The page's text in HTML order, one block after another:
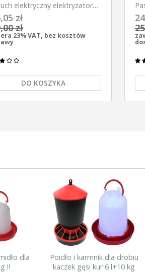
elektryczny elektryzator
z zasilaczem
Unitra - U1000
zł
zł
23% VAT, bez kosztów
DO KOSZYKA
dla
!!
Poidło i karmnik dla drobiu
kaczek gęsi kur 6 l+10 kg